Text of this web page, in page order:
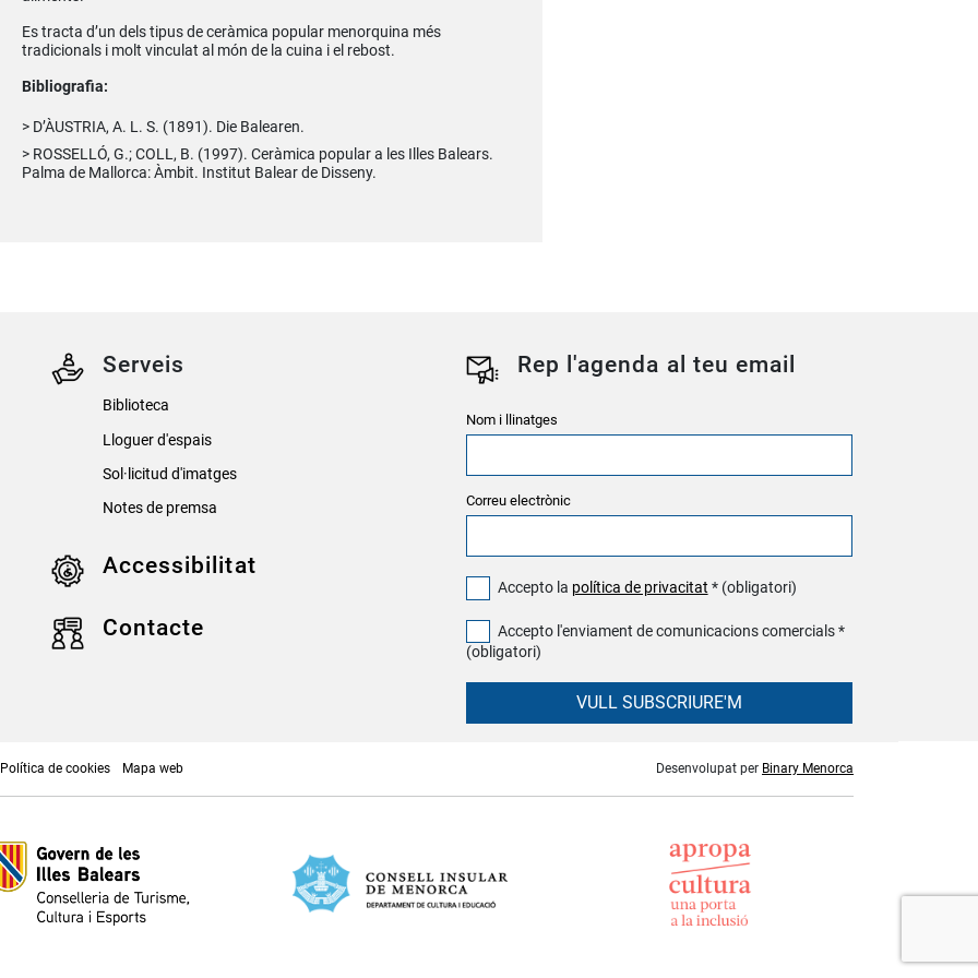
Es tracta d’un dels tipus de ceràmica popular menorquina més
tradicionals i molt vinculat al món de la cuina i el rebost.
Bibliografia:
D’ÀUSTRIA, A. L. S. (1891). Die Balearen.
ROSSELLÓ, G.; COLL, B. (1997). Ceràmica popular a les Illes Balears.
Palma de Mallorca: Àmbit. Institut Balear de Disseny.
Serveis
Biblioteca
Lloguer d'espais
Sol·licitud d'imatges
Notes de premsa
Accessibilitat
Contacte
Rep l'agenda al teu email
Nom i llinatges
Correu electrònic
Accepto la política de privacitat * (obligatori)
Accepto l'enviament de comunicacions comercials *
(obligatori)
VULL SUBSCRIURE'M
Política de cookies Mapa web Desenvolupat per Binary Menorca